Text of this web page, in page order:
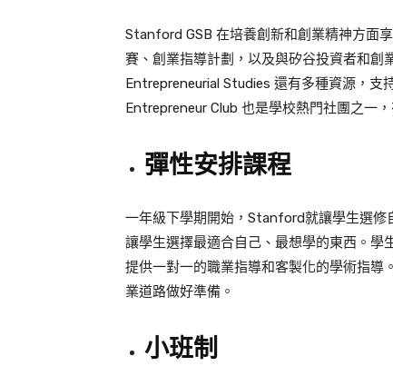
Stanford GSB 在培養創新和創業精神方面
賽、創業指導計劃，以及與矽谷投資者和
Entrepreneurial Studies 還有多種資源，支
Entrepreneur Club 也是學校熱門社團之一
彈性安排課程
一年級下學期開始，Stanford就讓學生選修
讓學生選擇最適合自己、最想學的東西。 學
提供一對一的職業指導和客製化的學術指導
業道路做好準備。
小班制